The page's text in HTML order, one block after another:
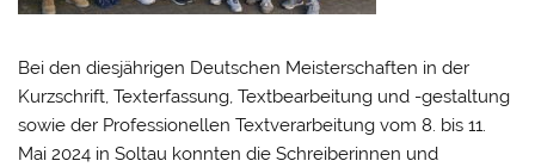
Bei den diesjährigen Deutschen Meisterschaften in der
Kurzschrift, Texterfassung, Textbearbeitung und -gestaltung
sowie der Professionellen Textverarbeitung vom 8. bis 11.
Mai 2024 in Soltau konnten die Schreiberinnen und